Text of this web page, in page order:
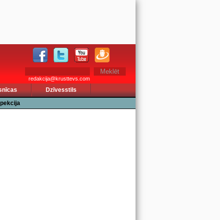
redakcija@krusttevs.com
Dzīvesstils